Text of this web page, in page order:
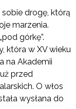
drogę, którą
marzenia.
górkę”.
która w XV wieku
na Akademii
przed
O włos
wysłana do